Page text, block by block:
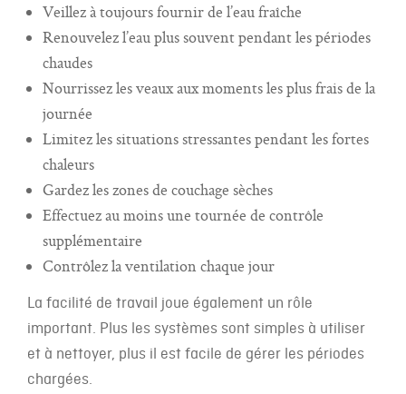
Veillez à toujours fournir de l’eau fraîche
Renouvelez l’eau plus souvent pendant les périodes
chaudes
Nourrissez les veaux aux moments les plus frais de la
journée
Limitez les situations stressantes pendant les fortes
chaleurs
Gardez les zones de couchage sèches
Effectuez au moins une tournée de contrôle
supplémentaire
Contrôlez la ventilation chaque jour
La facilité de travail joue également un rôle
important. Plus les systèmes sont simples à utiliser
et à nettoyer, plus il est facile de gérer les périodes
chargées.